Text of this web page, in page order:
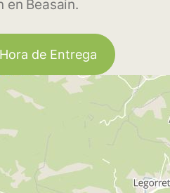
en Beasain.
de Entrega